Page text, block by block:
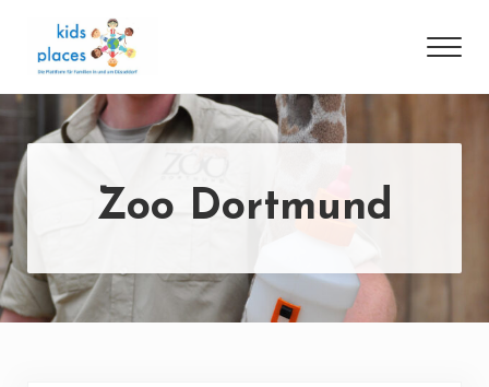
kidsplaces
Zoo Dortmund